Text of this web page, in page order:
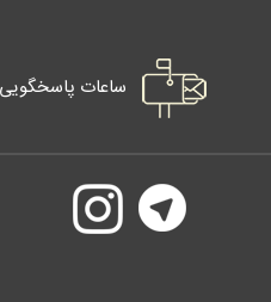
ساعات پاسخگویی 10 تا 17